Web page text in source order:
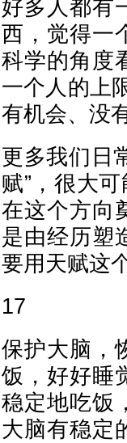
好多人都有
西，觉得一
科学的角度
一个人的上
有机会、没
更多我们日
赋”，很大
在这个方向
是由经历塑
要用天赋这
17
保护大脑，
饭，好好睡
稳定地吃饭
大脑有稳定